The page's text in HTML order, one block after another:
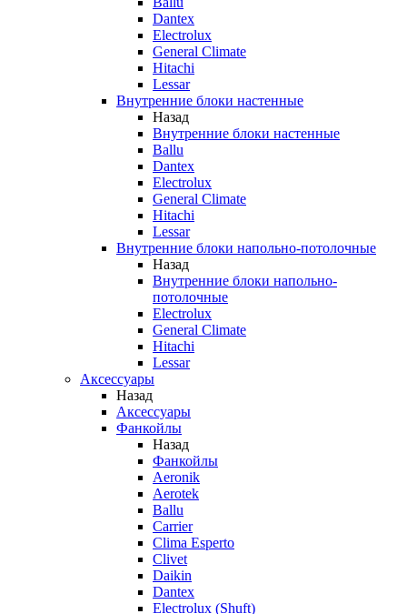
Dantex
Electrolux
General Climate
Hitachi
Lessar
Внутренние блоки настенные
Назад
Внутренние блоки настенные
Ballu
Dantex
Electrolux
General Climate
Hitachi
Lessar
Внутренние блоки напольно-потолочные
Назад
Внутренние блоки напольно-
потолочные
Electrolux
General Climate
Hitachi
Lessar
Аксессуары
Назад
Аксессуары
Фанкойлы
Назад
Фанкойлы
Aeronik
Aerotek
Ballu
Carrier
Clima Esperto
Clivet
Daikin
Dantex
Electrolux (Shuft)